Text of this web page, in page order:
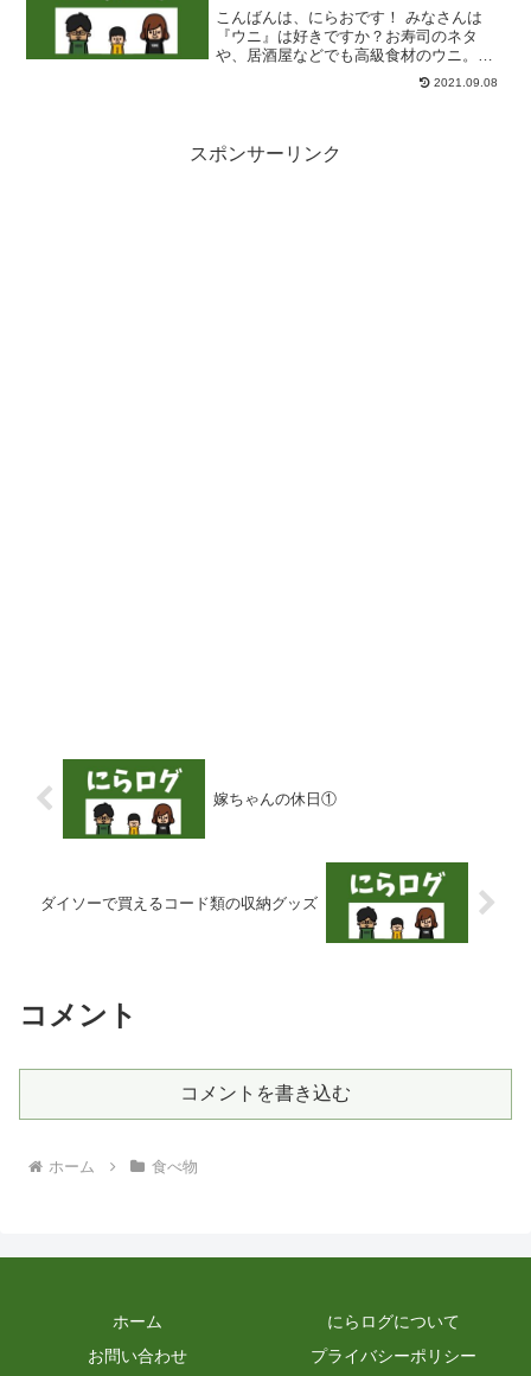
こんばんは、にらおです！ みなさんは
『ウニ』は好きですか？お寿司のネタ
や、居酒屋などでも高級食材のウニ。美
味しいですよね～。にらおはウニ大好き
です。 そんな中、先日にらお父が気仙沼
2021.09.08
スポンサーリンク
嫁ちゃんの休日①
ダイソーで買えるコード類の収納グッズ
コメント
コメントを書き込む
ホーム 食べ物
ホーム
にらログについて
お問い合わせ
プライバシーポリシー